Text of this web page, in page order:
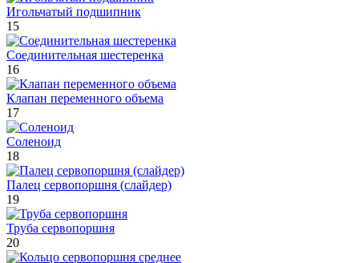
Игольчатый подшипник
15
Соединительная шестеренка
16
Клапан переменного объема
17
Соленоид
18
Палец сервопоршня (слайдер)
19
Труба сервопоршня
20